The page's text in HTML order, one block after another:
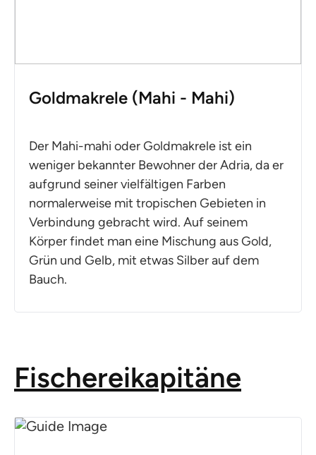
Goldmakrele (Mahi - Mahi)
Der Mahi-mahi oder Goldmakrele ist ein
weniger bekannter Bewohner der Adria, da er
aufgrund seiner vielfältigen Farben
normalerweise mit tropischen Gebieten in
Verbindung gebracht wird. Auf seinem
Körper findet man eine Mischung aus Gold,
Grün und Gelb, mit etwas Silber auf dem
Bauch.
Fischereikapitäne